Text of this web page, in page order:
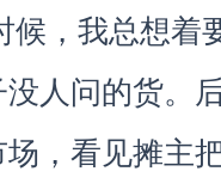
候，我总想着
人问的货。
，看见摊主